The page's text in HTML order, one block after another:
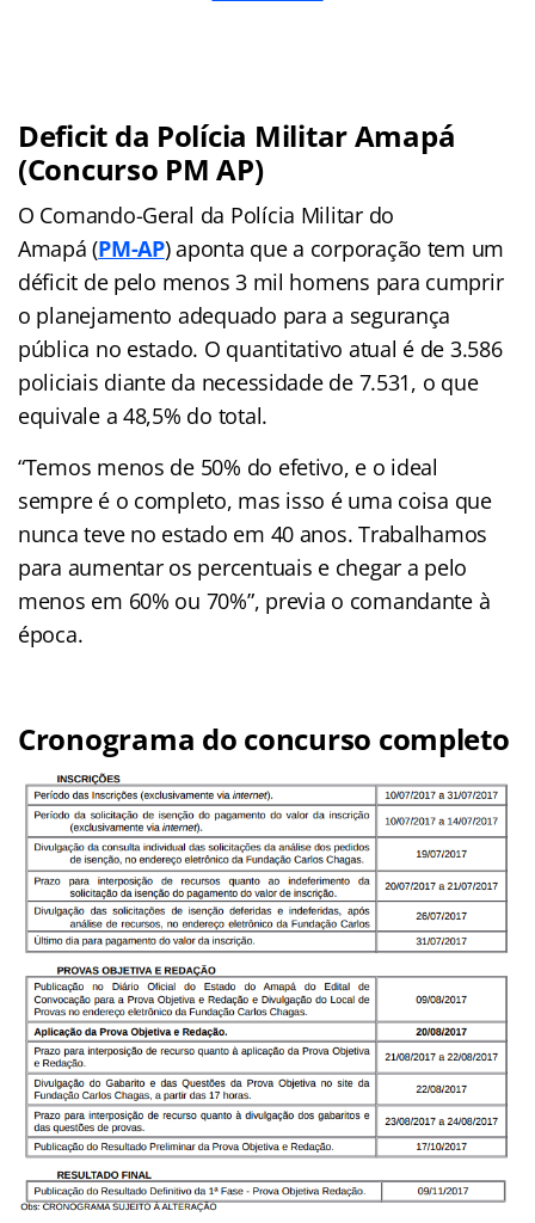
Deficit da Polícia Militar Amapá
(Concurso PM AP)
O Comando-Geral da Polícia Militar do
Amapá (PM-AP) aponta que a corporação tem um
déficit de pelo menos 3 mil homens para cumprir
o planejamento adequado para a segurança
pública no estado. O quantitativo atual é de 3.586
policiais diante da necessidade de 7.531, o que
equivale a 48,5% do total.
“Temos menos de 50% do efetivo, e o ideal
sempre é o completo, mas isso é uma coisa que
nunca teve no estado em 40 anos. Trabalhamos
para aumentar os percentuais e chegar a pelo
menos em 60% ou 70%”, previa o comandante à
época.
Cronograma do concurso completo